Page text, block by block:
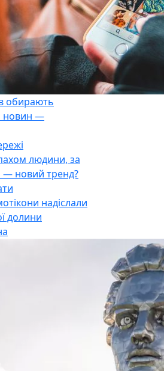
обирають
новин —
людини, за
новий тренд?
надіслали
долини